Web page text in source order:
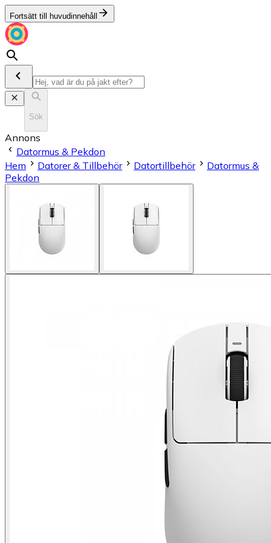
Fortsätt till huvudinnehåll
Sök
Annons
Datormus & Pekdon
Hem
Datorer & Tillbehör Datortillbehör
Datormus &
Pekdon